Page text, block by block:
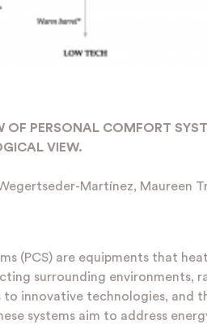
OF PERSONAL COMFORT
VIEW.
Martínez, Maureen
(PCS) are equipments that
surrounding environments,
to innovative technologies, and
systems aim to address